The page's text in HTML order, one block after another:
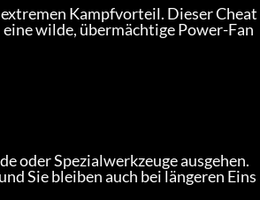
Kampfvorteil. Dieser Cheat
wilde, übermächtige Power-Fan
oder Spezialwerkzeuge ausgehen.
Sie bleiben auch bei längeren Eins